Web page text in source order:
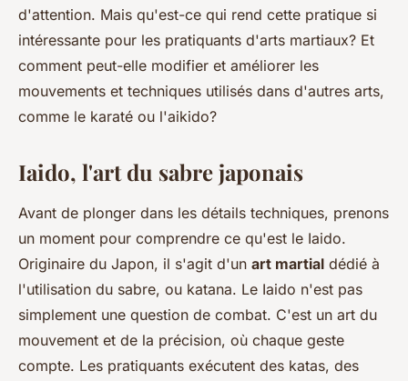
d'attention. Mais qu'est-ce qui rend cette pratique si
intéressante pour les pratiquants d'arts martiaux? Et
comment peut-elle modifier et améliorer les
mouvements et techniques utilisés dans d'autres arts,
comme le karaté ou l'aikido?
Iaido, l'art du sabre japonais
Avant de plonger dans les détails techniques, prenons
un moment pour comprendre ce qu'est le Iaido.
Originaire du Japon, il s'agit d'un art martial dédié à
l'utilisation du sabre, ou katana. Le Iaido n'est pas
simplement une question de combat. C'est un art du
mouvement et de la précision, où chaque geste
compte. Les pratiquants exécutent des katas, des